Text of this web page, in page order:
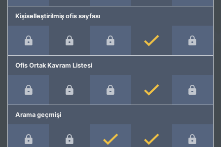
Kişiselleştirilmiş ofis sayfası
Ofis Ortak Kavram Listesi
Arama geçmişi